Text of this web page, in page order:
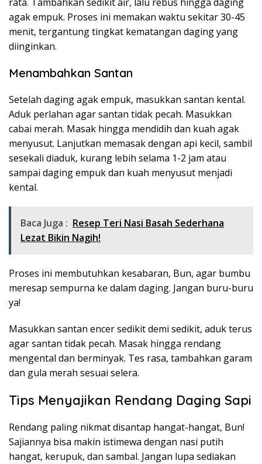
agak empuk. Proses ini memakan waktu sekitar 30-45
menit, tergantung tingkat kematangan daging yang
diinginkan.
Menambahkan Santan
Setelah daging agak empuk, masukkan santan kental.
Aduk perlahan agar santan tidak pecah. Masukkan
cabai merah. Masak hingga mendidih dan kuah agak
menyusut. Lanjutkan memasak dengan api kecil, sambil
sesekali diaduk, kurang lebih selama 1-2 jam atau
sampai daging empuk dan kuah menyusut menjadi
kental.
Baca Juga : Resep Teri Nasi Basah Sederhana
Lezat Bikin Nagih!
Proses ini membutuhkan kesabaran, Bun, agar bumbu
meresap sempurna ke dalam daging. Jangan buru-buru
ya!
Masukkan santan encer sedikit demi sedikit, aduk terus
agar santan tidak pecah. Masak hingga rendang
mengental dan berminyak. Tes rasa, tambahkan garam
dan gula merah sesuai selera.
Tips Menyajikan Rendang Daging Sapi
Rendang paling nikmat disantap hangat-hangat, Bun!
Sajiannya bisa makin istimewa dengan nasi putih
hangat, kerupuk, dan sambal. Jangan lupa sediakan